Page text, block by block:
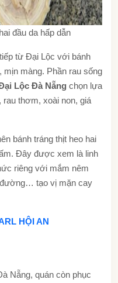
đầu da hấp dẫn
từ Đại Lộc với bánh
màng. Phần rau sống
Lộc Đà Nẵng chọn lựa
rau thơm, xoài non, giá
bánh tráng thịt heo hai
Đây được xem là linh
riêng với mắm nêm
tạo vị mặn cay
HỘI AN
Nẵng, quán còn phục